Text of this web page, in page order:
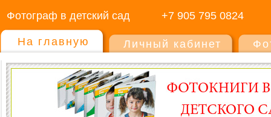
Фотограф в детский сад +7 905 795 0824
На главную Личный кабинет